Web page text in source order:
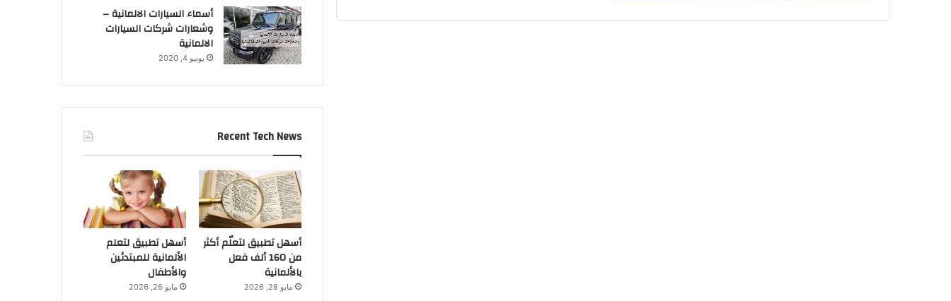
أسماء السيارات الالمانية –
وشعارات شركات السيارات
الالمانية
يونيو 4, 2020
Recent Tech News
أسهل تطبيق لتعلّم أكثر
من 160 ألف فعل
بالألمانية
مايو 28, 2026
أسهل تطبيق لتعلم
الألمانية للمبتدئين
والأطفال
مايو 26, 2026